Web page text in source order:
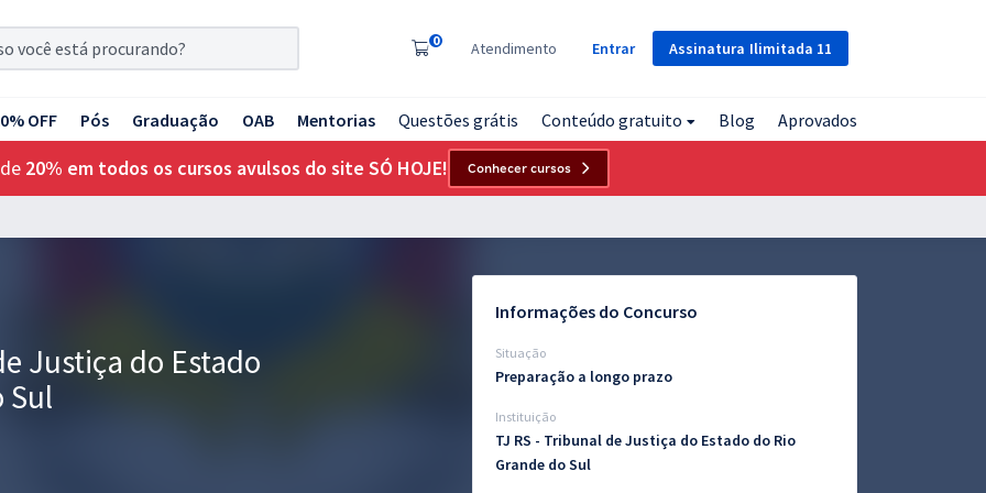
Assinatura Ilimitada 11
0 Atendimento Entrar
OFF Pós Graduação OAB Mentorias Questões grátis Conteúdo gratuito Blog Aprovados
20% em todos os cursos avulsos do site SÓ HOJE! Conhecer cursos
Justiça do Estado
Sul
Informações do Concurso
Situação
Preparação a longo prazo
Instituição
TJ RS - Tribunal de Justiça do Estado do Rio
Grande do Sul